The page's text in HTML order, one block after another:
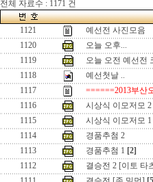
전체 자료수 : 1171 건
1121
예선전 사진모음
1120
오늘 오후...
1119
오늘 오전 예선전
1118
예선첫날 ..
1117
======2013부산
1116
시상식 이모저모 2
1115
시상식 이모저모 1
1114
경품추첨 2
1113
경품추첨 1 [2]
1112
결승전 2 [이토 타